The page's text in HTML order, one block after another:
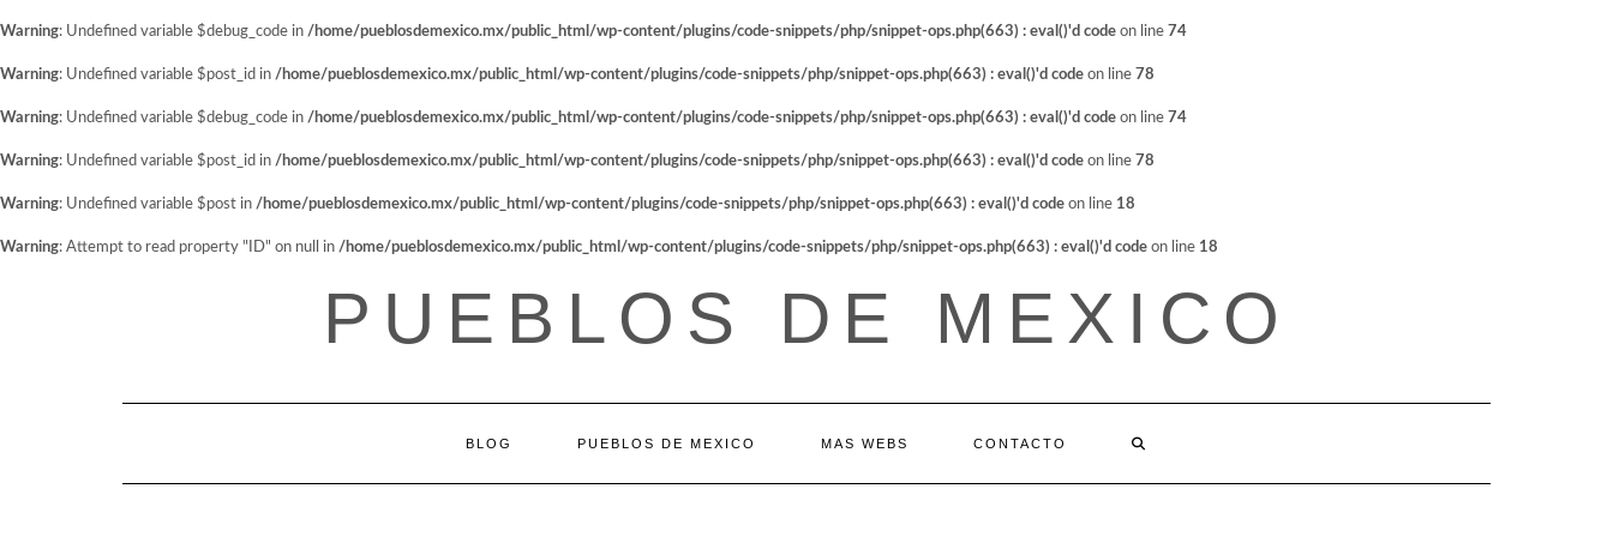
Warning: Undefined variable $debug_code in /home/pueblosdemexico.mx/public_html/wp-content/plugins/code-snippets/php/snippet-ops.php(663) : eval()'d code on line 74
Warning: Undefined variable $post_id in /home/pueblosdemexico.mx/public_html/wp-content/plugins/code-snippets/php/snippet-ops.php(663) : eval()'d code on line 78
Warning: Undefined variable $debug_code in /home/pueblosdemexico.mx/public_html/wp-content/plugins/code-snippets/php/snippet-ops.php(663) : eval()'d code on line 74
Warning: Undefined variable $post_id in /home/pueblosdemexico.mx/public_html/wp-content/plugins/code-snippets/php/snippet-ops.php(663) : eval()'d code on line 78
Warning: Undefined variable $post in /home/pueblosdemexico.mx/public_html/wp-content/plugins/code-snippets/php/snippet-ops.php(663) : eval()'d code on line 18
Warning: Attempt to read property "ID" on null in /home/pueblosdemexico.mx/public_html/wp-content/plugins/code-snippets/php/snippet-ops.php(663) : eval()'d code on line 18
PUEBLOS DE MEXICO
BLOG PUEBLOS DE MEXICO MAS WEBS CONTACTO